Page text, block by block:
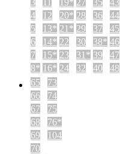
3
11 19* 27 35 43
4
12 20* 28 36 44
5
13* 21* 29 37 45
6
14* 22 30 38* 46
7
15* 23 31* 39 47
8* 16* 24 32 40 48
65
73
66
74
67
75
68
76*
69
104
70